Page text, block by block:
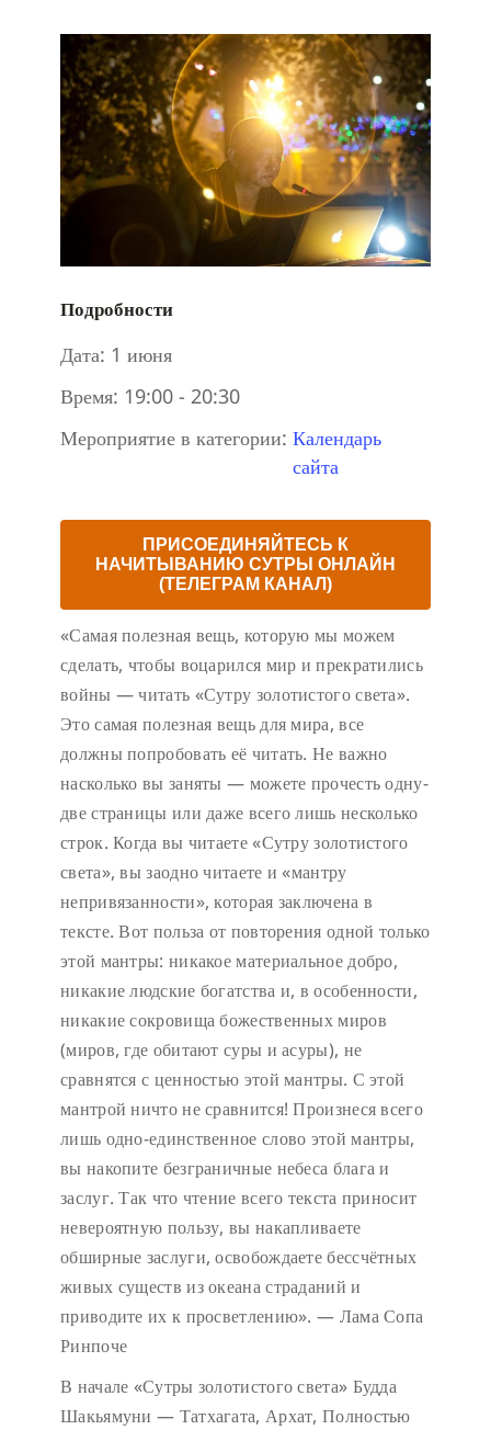
Подробности
Дата: 1 июня
Время: 19:00 - 20:30
Мероприятие в категории: Календарь
сайта
ПРИСОЕДИНЯЙТЕСЬ К
НАЧИТЫВАНИЮ СУТРЫ ОНЛАЙН
(ТЕЛЕГРАМ КАНАЛ)
«Самая полезная вещь, которую мы можем
сделать, чтобы воцарился мир и прекратились
войны — читать «Сутру золотистого света».
Это самая полезная вещь для мира, все
должны попробовать её читать. Не важно
насколько вы заняты — можете прочесть одну-
две страницы или даже всего лишь несколько
строк. Когда вы читаете «Сутру золотистого
света», вы заодно читаете и «мантру
непривязанности», которая заключена в
тексте. Вот польза от повторения одной только
этой мантры: никакое материальное добро,
никакие людские богатства и, в особенности,
никакие сокровища божественных миров
(миров, где обитают суры и асуры), не
сравнятся с ценностью этой мантры. С этой
мантрой ничто не сравнится! Произнеся всего
лишь одно-единственное слово этой мантры,
вы накопите безграничные небеса блага и
заслуг. Так что чтение всего текста приносит
невероятную пользу, вы накапливаете
обширные заслуги, освобождаете бессчётных
живых существ из океана страданий и
приводите их к просветлению». — Лама Сопа
Ринпоче
В начале «Сутры золотистого света» Будда
Шакьямуни — Татхагата, Архат, Полностью